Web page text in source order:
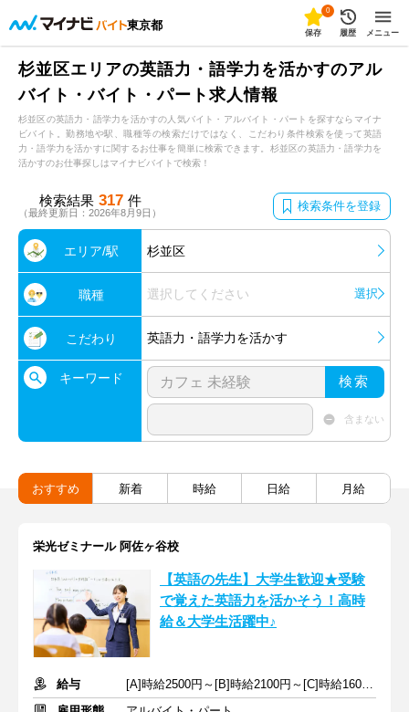
東京都
0
保存 履歴 メニュー
杉並区エリアの英語力・語学力を活かすのアル
バイト・バイト・パート求人情報
杉並区の英語力・語学力を活かすの人気バイト・アルバイト・パートを探すならマイナ
ビバイト。勤務地や駅、職種等の検索だけではなく、こだわり条件検索を使って英語
力・語学力を活かすに関するお仕事を簡単に検索できます。杉並区の英語力・語学力を
活かすのお仕事探しはマイナビバイトで検索！
検索結果 317 件
（最終更新日：2026年8月9日） 検索条件を登録
エリア/駅 杉並区
職種 選択してください 選択
こだわり 英語力・語学力を活かす
キーワード 検索
含まない
おすすめ 新着 時給 日給 月給
栄光ゼミナール 阿佐ヶ谷校
【英語の先生】大学生歓迎★受験
で覚えた英語力を活かそう！高時
給＆大学生活躍中♪
給与
[A]時給2500円～[B]時給2100円～[C]時給1600円～ ※生徒数による